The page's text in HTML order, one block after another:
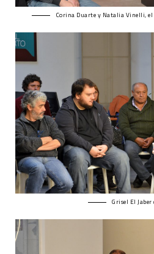
Corina Duarte y Natalia Vinelli,
Grisel El Jaber